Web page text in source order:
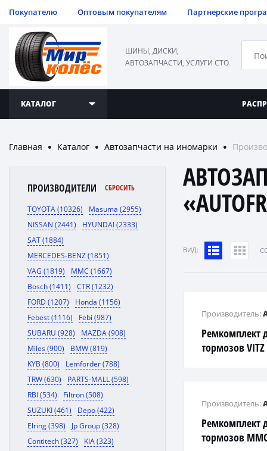
Покупателю Оптовым покупателям Партнерские
ШИНЫ, ДИСКИ,
АВТОЗАПЧАСТИ, УСЛУГИ СТО
КАТАЛОГ
Главная ● Каталог ● Автозапчасти на иномарки ●
ПРОИЗВОДИТЕЛИ СБРОСИТЬ
TOYOTA (10326)
Masuma (2955)
NISSAN (2441)
HYUNDAI (2333)
SAT (1884)
MERCEDES-BENZ (1851)
VAG (1819)
MMC (1667)
Bosch (1411)
CTR (1232)
FORD (1207)
Honda (1156)
Febest (1116)
Febi (987)
SUBARU (928)
MAZDA (908)
Miles (900)
BMW (819)
KYB (800)
Lemforder (788)
TRW (630)
PARTS-MALL (598)
RBI (534)
Filtron (508)
SUZUKI (461)
Depo (422)
Elring (398)
Jp Group (328)
Contitech (327)
KIA (323)
ВИД:
Ремкомплект
тормозов
Производитель:
Ремкомплект
тормозов MMC
Производитель: